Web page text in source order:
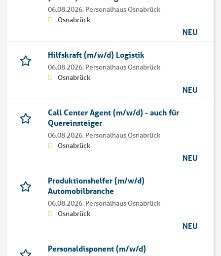
06.08.2026, Personalhaus Osnabrück
Osnabrück
NEU
Hilfskraft (m/w/d) Logistik
06.08.2026, Personalhaus Osnabrück
Osnabrück
NEU
Call Center Agent (m/w/d) - auch für
Quereinsteiger
06.08.2026, Personalhaus Osnabrück
Osnabrück
NEU
Produktionshelfer (m/w/d)
Automobilbranche
06.08.2026, Personalhaus Osnabrück
Osnabrück
NEU
Personaldisponent (m/w/d)